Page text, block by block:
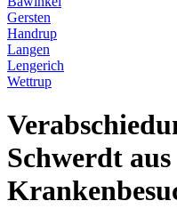
Gersten
Handrup
Langen
Lengerich
Wettrup
Schwerdt